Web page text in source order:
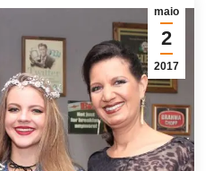
maio
2
2017